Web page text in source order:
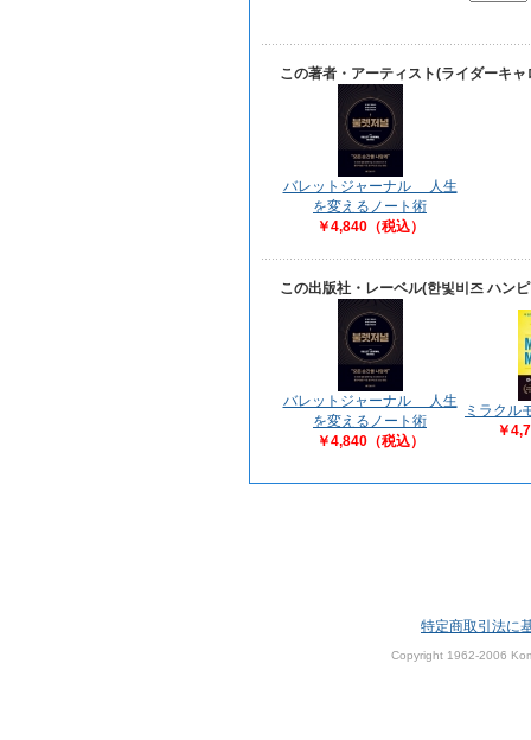
この著者・アーティスト(ライダーキ
バレットジャーナル 人生
を変えるノート術
￥4,840（税込）
この出版社・レーベル(한빛비즈 ハン
バレットジャーナル 人生
を変えるノート術
￥4,840（税込）
ミラクル
￥
特定商取引法に
Copyright 1962-2006